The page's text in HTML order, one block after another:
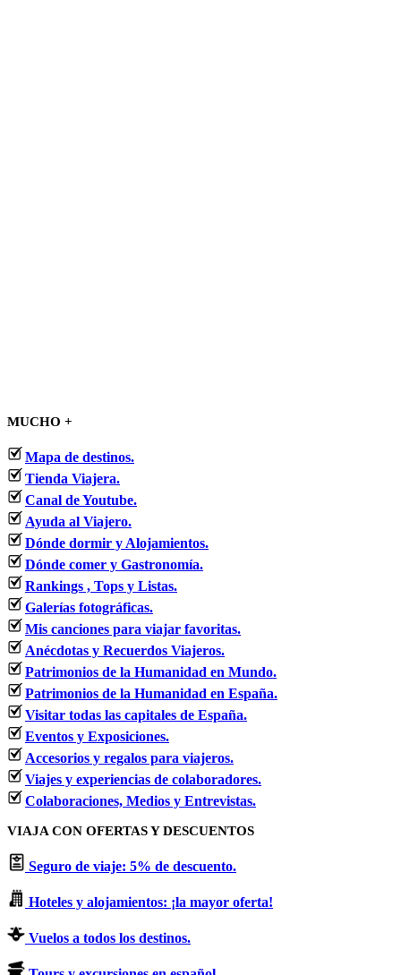
MUCHO +
Mapa de destinos.
Tienda Viajera.
Canal de Youtube.
Ayuda al Viajero.
Dónde dormir y Alojamientos.
Dónde comer y Gastronomía.
Rankings , Tops y Listas.
Galerías fotográficas.
Mis canciones para viajar favoritas.
Anécdotas y Recuerdos Viajeros.
Patrimonios de la Humanidad en Mundo.
Patrimonios de la Humanidad en España.
Visitar todas las capitales de España.
Eventos y Exposiciones.
Accesorios y regalos para viajeros.
Viajes y experiencias de colaboradores.
Colaboraciones, Medios y Entrevistas.
VIAJA CON OFERTAS Y DESCUENTOS
Seguro de viaje: 5% de descuento.
Hoteles y alojamientos: ¡la mayor oferta!
Vuelos a todos los destinos.